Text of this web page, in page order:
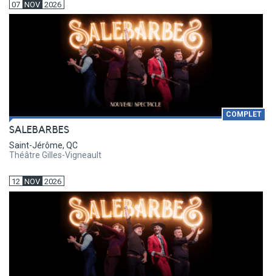
07 NOV 2026
COMPLET
SALEBARBES
Saint-Jérôme, QC
Théâtre Gilles-Vigneault
12 NOV 2026